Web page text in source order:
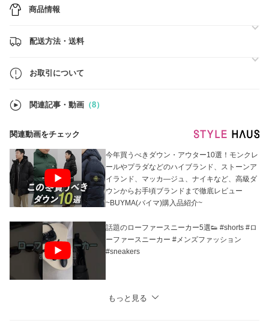
追加料金が発生する商品は、ご購入の際、配送方法から【佐川急便（グ
お取引にあたり「あんしんプラス」のご加入をお勧めしております。
※「返品対象商品」カテゴリに限ります。
〇必ずご購入前に『お取引について』を一読お願い致します。
ご不明な点がございましたら、お気軽にお問い合わせ下さい。
商品情報
配送方法・送料
お取引について
関連記事・動画 （8）
関連動画をチェック
今年買うべきダウン・アウター10選！モンクレ
ールやプラダなどのハイブランド、ストーンア
イランド、マッカ―ジュ、ナイキなど、高級ダ
ウンからお手頃ブランドまで徹底レビュー
~BUYMA(バイマ)購入品紹介~
話題のローファースニーカー5選👟 #shorts #ロ
ーファースニーカー #メンズファッション
#sneakers
もっと見る